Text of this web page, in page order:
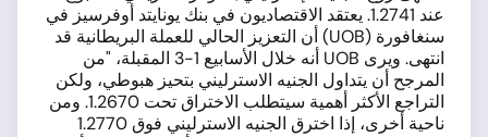
عند 1.2741. يعتقد الاقتصاديون في بنك يونايتد أوفرسيز في
سنغافورة (UOB) أن التعزيز الحالي للعملة البريطانية قد
انتهى. ويرى UOB أنه خلال الأسابيع 1-3 المقبلة، "من
المرجح أن يتداول الجنيه الاسترليني بتحيز هبوطي، ولكن
التراجع الأكثر أهمية سيتطلب الاختراق تحت 1.2670. ومن
ناحية أخرى، إذا اخترق الجنيه الاسترليني فوق 1.2770